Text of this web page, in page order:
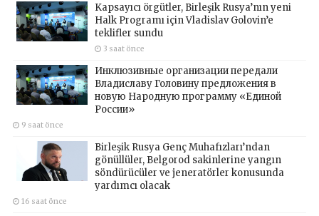
Kapsayıcı örgütler, Birleşik Rusya’nın yeni
Halk Programı için Vladislav Golovin’e
teklifler sundu
3 saat önce
Инклюзивные организации передали
Владиславу Головину предложения в
новую Народную программу «Единой
России»
9 saat önce
Birleşik Rusya Genç Muhafızları’ndan
gönüllüler, Belgorod sakinlerine yangın
söndürücüler ve jeneratörler konusunda
yardımcı olacak
16 saat önce